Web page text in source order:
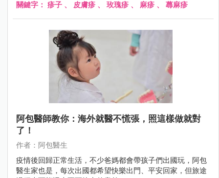
關鍵字： 疹子 、 皮膚疹 、 玫瑰疹 、 麻疹 、 蕁麻疹
阿包醫師教你：海外就醫不慌張，照這樣做就對
了！
作者：阿包醫生
疫情後回歸正常生活，不少爸媽都會帶孩子們出國玩，阿包
醫生家也是，每次出國都希望快樂出門、平安回家，但旅途